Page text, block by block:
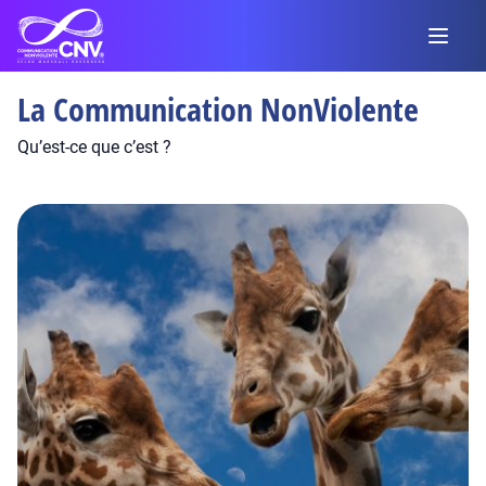
La Communication NonViolente
Qu’est-ce que c’est ?